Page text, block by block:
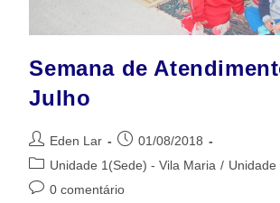
Semana de
Julho
Eden Lar
01/08/2018
Unidade 1(Sede) - Vila Maria / Unidade
0 comentário